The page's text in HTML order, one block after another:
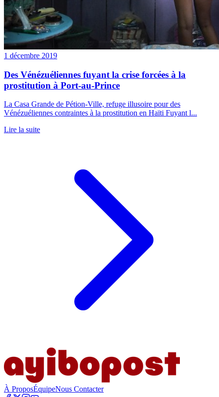
1 décembre 2019
Des Vénézuéliennes fuyant la crise forcées à la
prostitution à Port-au-Prince
La Casa Grande de Pétion-Ville, refuge illusoire pour des
Vénézuéliennes contraintes à la prostitution en Haïti Fuyant l...
Lire la suite
À ProposÉquipeNous Contacter